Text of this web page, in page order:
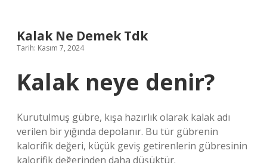
Kalak Ne Demek Tdk
Tarih: Kasım 7, 2024
Kalak neye denir?
Kurutulmuş gübre, kışa hazırlık olarak kalak adı
verilen bir yığında depolanır. Bu tür gübrenin
kalorifik değeri, küçük geviş getirenlerin gübresinin
kalorifik değerinden daha düşüktür.